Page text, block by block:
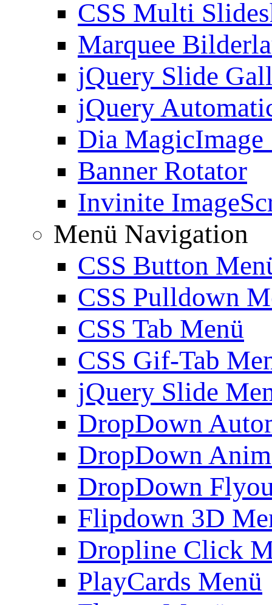
CSS Multi
Marquee
jQuery Slide
jQuery
Dia MagicImage
Banner Rotator
Invinite
Menü Navigation
CSS Button
CSS Pulldown
CSS Tab Menü
CSS Gif-Tab
jQuery Slide
DropDown
DropDown
DropDown
Flipdown 3D
Dropline Click
PlayCards Menü